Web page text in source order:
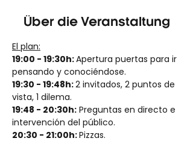
Über die Veranstaltung
El plan:
19:00 - 19:30h: Apertura puertas para ir
pensando y conociéndose.
19:30 - 19:48h: 2 invitados, 2 puntos de
vista, 1 dilema.
19:48 - 20:30h: Preguntas en directo e
intervención del público.
20:30 - 21:00h: Pizzas.